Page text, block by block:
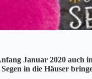
Januar 2020 auch
in die Häuser